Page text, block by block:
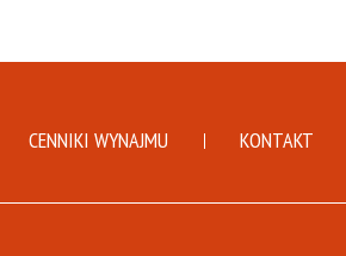
CENNIKI WYNAJMU KONTAKT